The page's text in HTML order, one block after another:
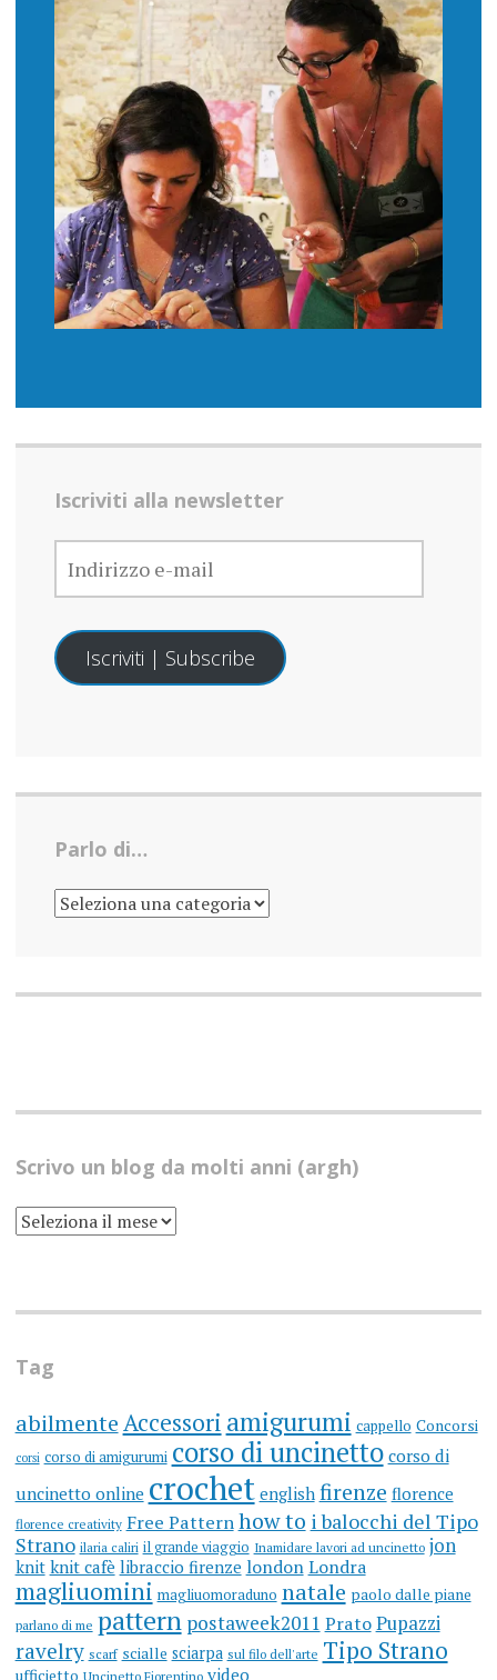
Iscriviti alla newsletter
INDIRIZZO
E-
MAIL
Iscriviti | Subscribe
Parlo di…
PARLO
DI…
Scrivo un blog da molti anni (argh)
SCRIVO
UN
(ARGH)
Tag
abilmenteAccessori amigurumi cappello Concorsi
corsi corso di amigurumi corso di uncinetto corso di
uncinetto online crochet english firenze florence
florence creativity Free Pattern how to i balocchi del Tipo
Strano ilaria caliri il grande viaggio Inamidare lavori ad uncinetto jon
knit knit cafè libraccio firenze london Londra
magliuomini magliuomoraduno natale paolo dalle piane
parlano di me pattern postaweek2011 Prato Pupazzi
ravelry scarf scialle sciarpa sul filo dell'arte Tipo Strano
ufficietto Uncinetto Fiorentino video